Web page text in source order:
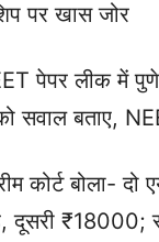
पर खास जोर
पेपर लीक में पुणे
सवाल बताए,
कोर्ट बोला-
दूसरी ₹18000;